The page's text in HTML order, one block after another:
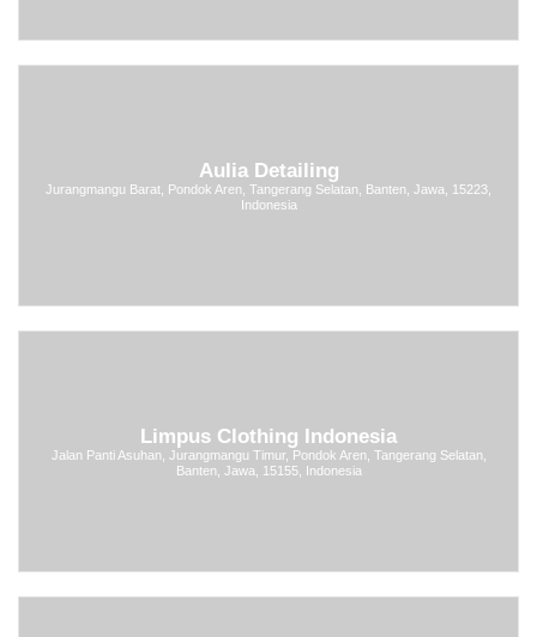
Aulia Detailing
Jurangmangu Barat, Pondok Aren, Tangerang Selatan, Banten, Jawa, 15223,
Indonesia
Limpus Clothing Indonesia
Jalan Panti Asuhan, Jurangmangu Timur, Pondok Aren, Tangerang Selatan,
Banten, Jawa, 15155, Indonesia